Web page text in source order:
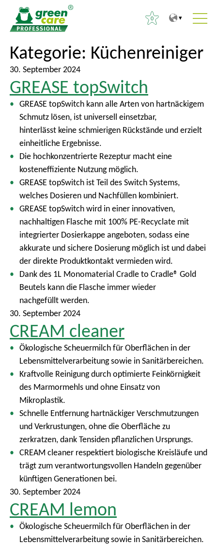
0
S
u
c
h
e
c
:
Kategorie: Küchenreiniger
30. September 2024
GREASE topSwitch
GREASE topSwitch kann alle Arten von hartnäckigem
Schmutz lösen, ist universell einsetzbar,
hinterlässt keine schmierigen Rückstände und erzielt
einheitliche Ergebnisse.
Die hochkonzentrierte Rezeptur macht eine
kosteneffiziente Nutzung möglich.
GREASE topSwitch ist Teil des Switch Systems,
welches Dosieren und Nachfüllen kombiniert.
GREASE topSwitch wird in einer innovativen,
nachhaltigen Flasche mit 100% PE-Recyclate mit
integrierter Dosierkappe angeboten, sodass eine
akkurate und sichere Dosierung möglich ist und dabei
der direkte Produktkontakt vermieden wird.
Dank des 1L Monomaterial Cradle to Cradle® Gold
Beutels kann die Flasche immer wieder
nachgefüllt werden.
30. September 2024
CREAM cleaner
Ökologische Scheuermilch für Oberflächen in der
Lebensmittelverarbeitung sowie in Sanitärbereichen.
Kraftvolle Reinigung durch optimierte Feinkörnigkeit
des Marmormehls und ohne Einsatz von
Mikroplastik.
Schnelle Entfernung hartnäckiger Verschmutzungen
und Verkrustungen, ohne die Oberfläche zu
zerkratzen, dank Tensiden pflanzlichen Ursprungs.
CREAM cleaner respektiert biologische Kreisläufe und
trägt zum verantwortungsvollen Handeln gegenüber
künftigen Generationen bei.
30. September 2024
CREAM lemon
Ökologische Scheuermilch für Oberflächen in der
Lebensmittelverarbeitung sowie in Sanitärbereichen.